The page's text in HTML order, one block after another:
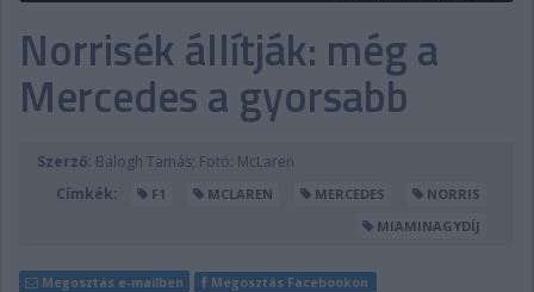
PODCAST
SHOP
LIVE
DIGITÁLIS MAGAZIN
PONTÁLLÁSOK
Norrisék állítják: még a
Mercedes a gyorsabb
Szerző: Balogh Tamás; Fotó: McLaren
Címkék:
F1 MCLAREN MERCEDES
NORRIS
MIAMINAGYDÍJ
Megosztás e-mailben Megosztás Facebookon